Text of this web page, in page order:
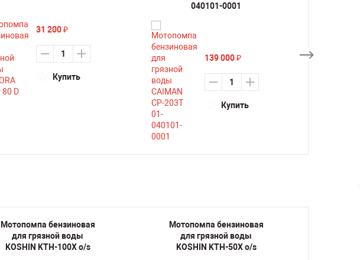
31 200 ₽
Купить
040101-0001
139 000 ₽
Купить
Мотопомпа бензиновая
для грязной воды
KOSHIN KTH-100X o/s
Мотопомпа бензиновая
для грязной воды
KOSHIN KTH-50X o/s